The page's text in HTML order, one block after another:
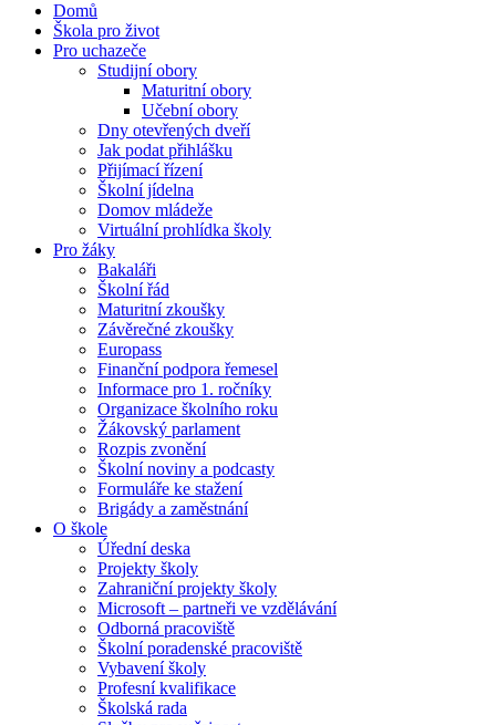
Domů
Škola pro život
Pro uchazeče
Studijní obory
Maturitní obory
Učební obory
Dny otevřených dveří
Jak podat přihlášku
Přijímací řízení
Školní jídelna
Domov mládeže
Virtuální prohlídka školy
Pro žáky
Bakaláři
Školní řád
Maturitní zkoušky
Závěrečné zkoušky
Europass
Finanční podpora řemesel
Informace pro 1. ročníky
Organizace školního roku
Žákovský parlament
Rozpis zvonění
Školní noviny a podcasty
Formuláře ke stažení
Brigády a zaměstnání
O škole
Úřední deska
Projekty školy
Zahraniční projekty školy
Microsoft – partneři ve vzdělávání
Odborná pracoviště
Školní poradenské pracoviště
Vybavení školy
Profesní kvalifikace
Školská rada